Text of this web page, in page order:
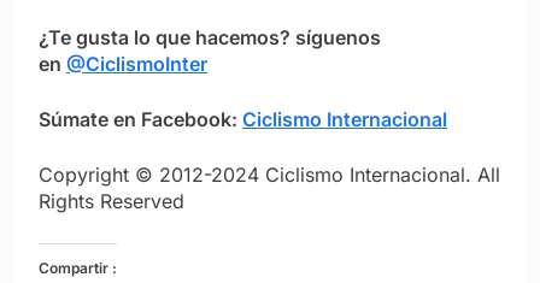
¿Te gusta lo que hacemos? síguenos
en @CiclismoInter
Súmate en Facebook: Ciclismo Internacional
Copyright © 2012-2024 Ciclismo Internacional. All
Rights Reserved
Compartir :